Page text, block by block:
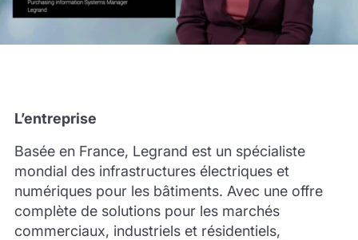
L’entreprise
Basée en France, Legrand est un spécialiste
mondial des infrastructures électriques et
numériques pour les bâtiments. Avec une offre
complète de solutions pour les marchés
commerciaux, industriels et résidentiels,